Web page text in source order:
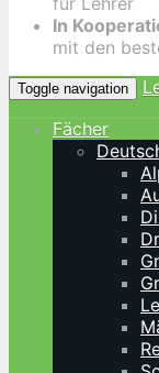
In
mit den
Toggle navigation
Fächer